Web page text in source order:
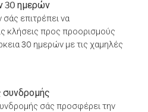
30 ημερών
επιτρέπει να
κλήσεις προς προορισμούς
30 ημερών με τις χαμηλές
συνδρομής
σάς προσφέρει την